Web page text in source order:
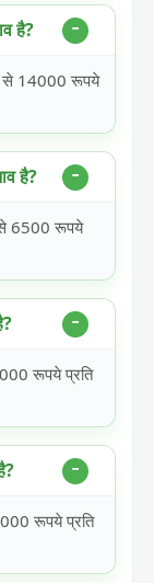
है?
से 14000 रूपये
है?
6500 रूपये
रूपये प्रति
रूपये प्रति